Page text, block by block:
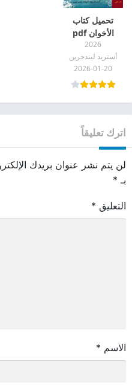
تحميل كتاب
الأخوان pdf
2026
أستريد ليندجرين
2026-01-20
اترك تعليقاً
لن يتم نشر عنوان بريدك
بـ *
التعليق *
الاسم *